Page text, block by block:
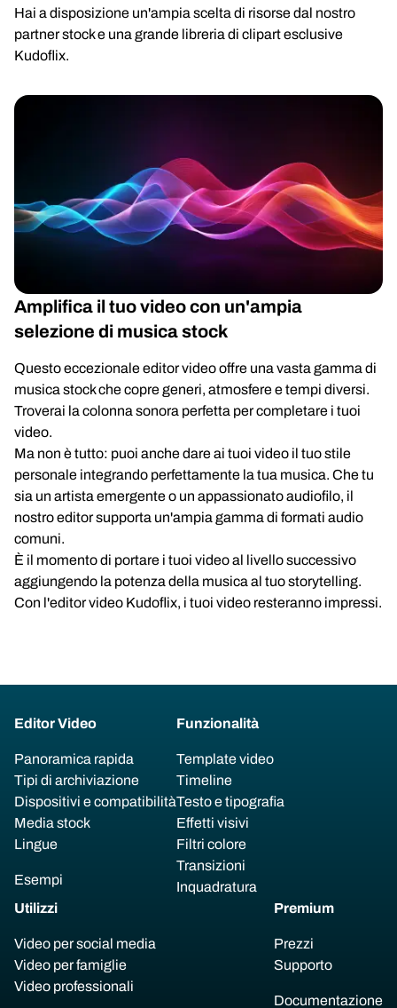
Hai a disposizione un'ampia scelta di risorse dal nostro
partner stock e una grande libreria di clipart esclusive
Kudoflix.
Amplifica il tuo video con un'ampia
selezione di musica stock
Questo eccezionale editor video offre una vasta gamma di
musica stock che copre generi, atmosfere e tempi diversi.
Troverai la colonna sonora perfetta per completare i tuoi
video.
Ma non è tutto: puoi anche dare ai tuoi video il tuo stile
personale integrando perfettamente la tua musica. Che tu
sia un artista emergente o un appassionato audiofilo, il
nostro editor supporta un'ampia gamma di formati audio
comuni.
È il momento di portare i tuoi video al livello successivo
aggiungendo la potenza della musica al tuo storytelling.
Con l'editor video Kudoflix, i tuoi video resteranno impressi.
Editor Video
Panoramica rapida
Tipi di archiviazione
Dispositivi e compatibilità
Media stock
Lingue
Esempi
Funzionalità
Template video
Timeline
Testo e tipografia
Effetti visivi
Filtri colore
Transizioni
Inquadratura
Utilizzi
Video per social media
Video per famiglie
Video professionali
Premium
Prezzi
Supporto
Documentazione